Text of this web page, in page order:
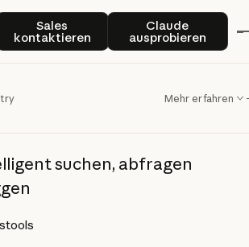
Sales
kontaktieren
Sales kontaktierenClaude
ausprobieren
Claude
Mehr erfahren
suchen, abfragen